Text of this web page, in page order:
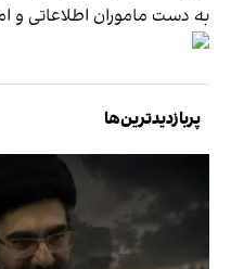
به دست ماموران اطلاعاتی و
پربازدیدترین‌ها